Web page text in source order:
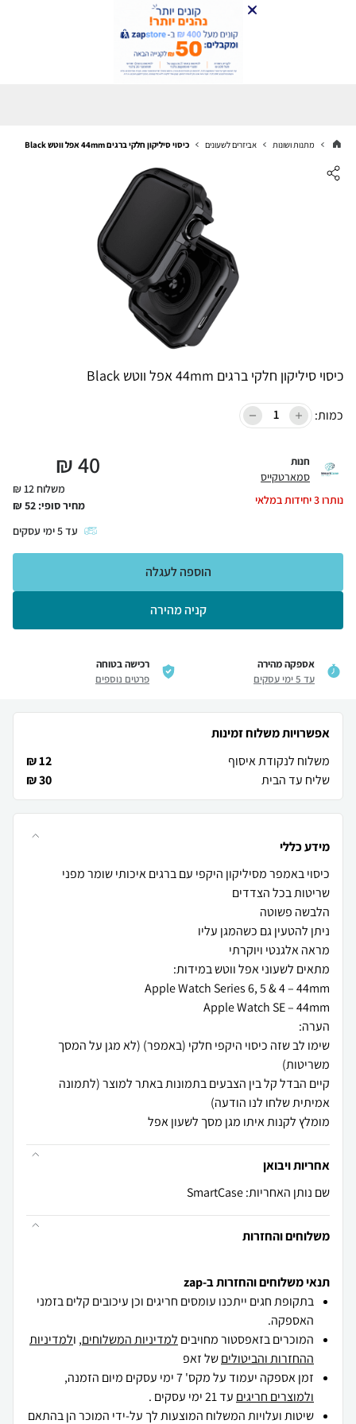
מתנות ושונות אביזרים לשעונים כיסוי סיליקון חלקי ברגים 44mm אפל ווטש Black
כיסוי סיליקון חלקי ברגים 44mm אפל ווטש Black
כמות:
חנות
סמארטקייס
נותרו3יחידות במלאי
40
₪
משלוח 12 ₪
מחיר סופי: 52
₪
עד5ימי עסקים
קניה מהירה
הוספה לעגלה
אספקה מהירה
עד 5 ימי עסקים
רכישה בטוחה
פרטים נוספים
אפשרויות משלוח זמינות
משלוח לנקודת איסוף
12 ₪
שליח עד הבית
30 ₪
מידע כללי
כיסוי באמפר מסיליקון היקפי עם ברגים איכותי שומר מפני
שימו לב שזה כיסוי היקפי חלקי (באמפר) (לא מגן על המסך
קיים הבדל קל בין הצבעים בתמונות באתר למוצר (לתמונה
מומלץ לקנות איתו מגן מסך לשעון אפל
אחריות ויבואן
שם נותן האחריות: SmartCase
משלוחים והחזרות
תנאי משלוחים והחזרות ב-zap
בתקופת חגים ייתכנו עומסים חריגים וכן עיכובים קלים בזמני
האספקה.
המוכרים בזאפסטור מחויבים למדיניות המשלוחים, ולמדיניות
ההחזרות והביטוליםשל זאפ
זמן אספקה יעמוד על מקס' 7 ימי עסקים מיום הזמנה,
ולמוצרים חריגים עד 21 ימי עסקים .
שיטות ועלויות המשלוח המוצעות לך על-ידי המוכר הן בהתאם